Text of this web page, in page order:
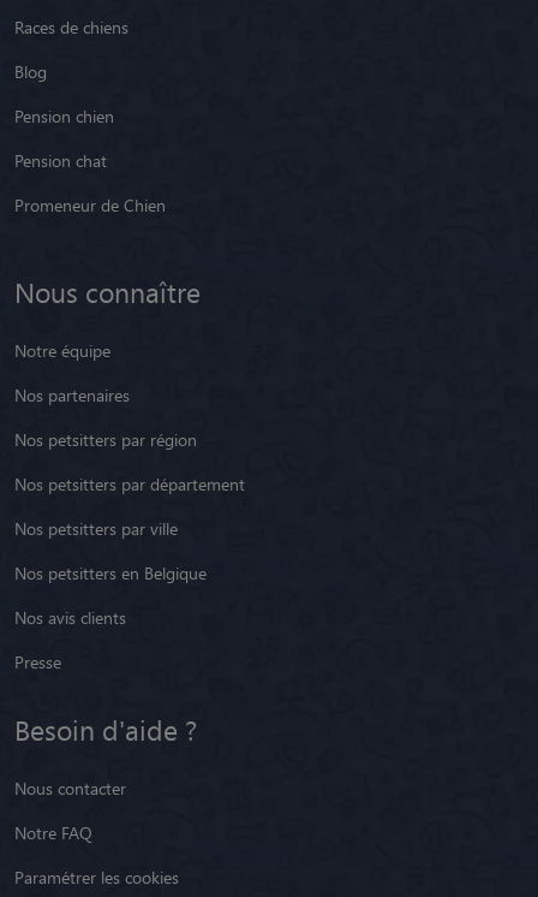
Races de chiens
Blog
Pension chien
Pension chat
Promeneur de Chien
Nous connaître
Notre équipe
Nos partenaires
Nos petsitters par région
Nos petsitters par département
Nos petsitters par ville
Nos petsitters en Belgique
Nos avis clients
Presse
Besoin d'aide ?
Nous contacter
Notre FAQ
Paramétrer les cookies